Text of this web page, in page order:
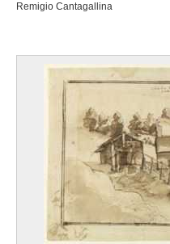
Remigio Cantagallina